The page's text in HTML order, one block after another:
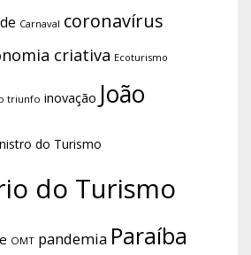
Carnaval coronavírus
criativa Ecoturismo
triunfo inovação João
do Turismo
do Turismo
OMT pandemia Paraíba